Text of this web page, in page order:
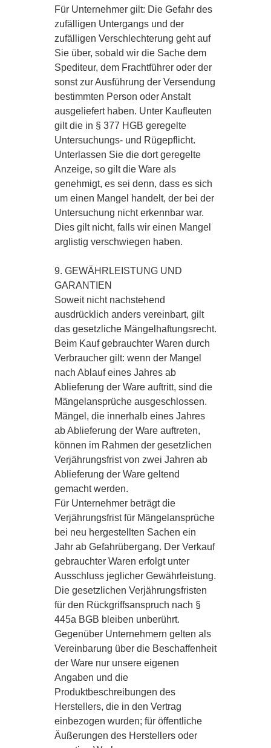
Für Unternehmer gilt: Die Gefahr des
zufälligen Untergangs und der
zufälligen Verschlechterung geht auf
Sie über, sobald wir die Sache dem
Spediteur, dem Frachtführer oder der
sonst zur Ausführung der Versendung
bestimmten Person oder Anstalt
ausgeliefert haben. Unter Kaufleuten
gilt die in § 377 HGB geregelte
Untersuchungs- und Rügepflicht.
Unterlassen Sie die dort geregelte
Anzeige, so gilt die Ware als
genehmigt, es sei denn, dass es sich
um einen Mangel handelt, der bei der
Untersuchung nicht erkennbar war.
Dies gilt nicht, falls wir einen Mangel
arglistig verschwiegen haben.
9. GEWÄHRLEISTUNG UND
GARANTIEN
Soweit nicht nachstehend
ausdrücklich anders vereinbart, gilt
das gesetzliche Mängelhaftungsrecht.
Beim Kauf gebrauchter Waren durch
Verbraucher gilt: wenn der Mangel
nach Ablauf eines Jahres ab
Ablieferung der Ware auftritt, sind die
Mängelansprüche ausgeschlossen.
Mängel, die innerhalb eines Jahres
ab Ablieferung der Ware auftreten,
können im Rahmen der gesetzlichen
Verjährungsfrist von zwei Jahren ab
Ablieferung der Ware geltend
gemacht werden.
Für Unternehmer beträgt die
Verjährungsfrist für Mängelansprüche
bei neu hergestellten Sachen ein
Jahr ab Gefahrübergang. Der Verkauf
gebrauchter Waren erfolgt unter
Ausschluss jeglicher Gewährleistung.
Die gesetzlichen Verjährungsfristen
für den Rückgriffsanspruch nach §
445a BGB bleiben unberührt.
Gegenüber Unternehmern gelten als
Vereinbarung über die Beschaffenheit
der Ware nur unsere eigenen
Angaben und die
Produktbeschreibungen des
Herstellers, die in den Vertrag
einbezogen wurden; für öffentliche
Äußerungen des Herstellers oder